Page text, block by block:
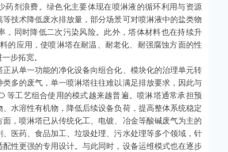
药剂浪费。绿色化主要体现在喷淋液的循环利用与资源
技术降低废水排放量，部分场景可对喷淋液中的盐类物
，同时降低二次污染风险。此外，塔体材料也在持续升
的应用，使喷淋塔在耐温、耐老化、耐强腐蚀方面的性
步拓宽。
从单一功能的净化设备向组合化、模块化的治理单元转
多的废气，单一喷淋塔往往难以满足排放要求，因此与
等工艺组合使用的模式越来越普遍。喷淋塔通常承担预
水溶性有机物，降低后续设备负荷，提高整体系统稳定
，喷淋塔已从传统化工、电镀、冶金等酸碱废气为主的
医药、食品加工、垃圾处理、污水处理等多个领域，针
性更强的专用设计。与此同时，设备运维模式也在逐步